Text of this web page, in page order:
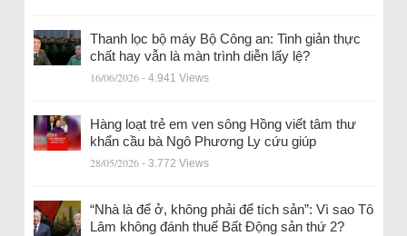
Thanh lọc bộ máy Bộ Công an: Tinh giản thực
chất hay vẫn là màn trình diễn lấy lệ?
16/06/2026 - 4.941 Views
Hàng loạt trẻ em ven sông Hồng viết tâm thư
khẩn cầu bà Ngô Phương Ly cứu giúp
28/05/2026 - 3.772 Views
“Nhà là để ở, không phải để tích sản”: Vì sao Tô
Lâm không đánh thuế Bất Động sản thứ 2?